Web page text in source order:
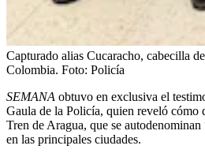
Capturado alias Cucaracho, cabecilla
Colombia. Foto: Policía
SEMANA obtuvo en exclusiva el
Gaula de la Policía, quien reveló cómo
Tren de Aragua, que se
en las principales ciudades.